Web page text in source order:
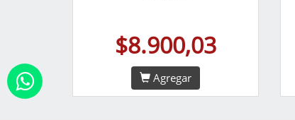
$8.900,03
Agregar